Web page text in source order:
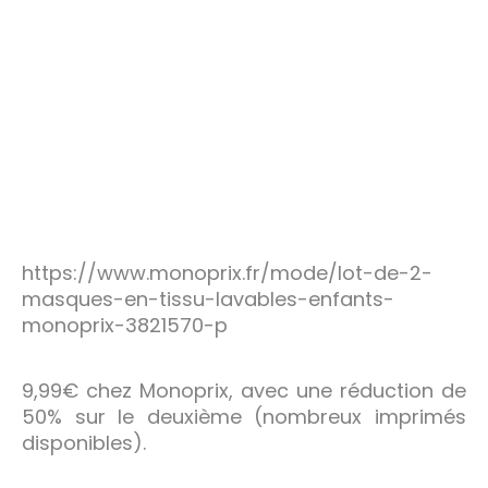
https://www.monoprix.fr/mode/lot-de-2-
masques-en-tissu-lavables-enfants-
monoprix-3821570-p
9,99€ chez Monoprix, avec une réduction de
50% sur le deuxième (nombreux imprimés
disponibles).